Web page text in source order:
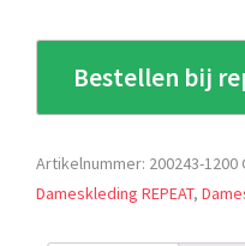
Bestellen bij
Artikelnummer: 200243-1200
Dameskleding REPEAT,